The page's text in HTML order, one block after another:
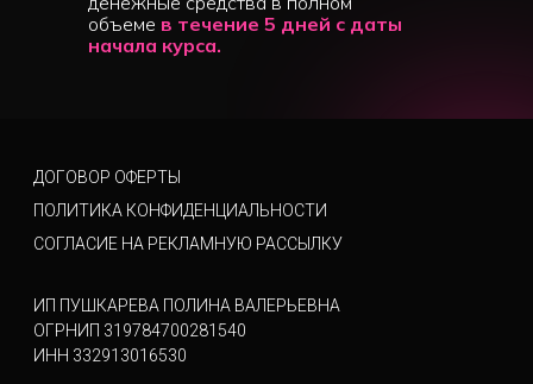
объеме в течение 5 дней с даты
начала курса.